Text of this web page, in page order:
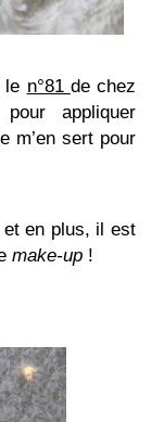
n°81 de chez
appliquer
m’en sert pour
et en plus, il est
make-up !